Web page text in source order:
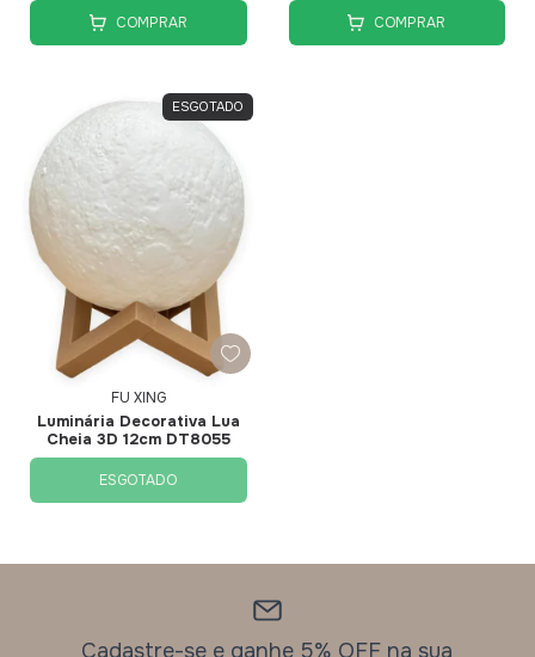
COMPRAR COMPRAR
ESGOTADO
FU XING
Luminária Decorativa Lua
Cheia 3D 12cm DT8055
ESGOTADO
Cadastre-se e ganhe 5% OFF na sua